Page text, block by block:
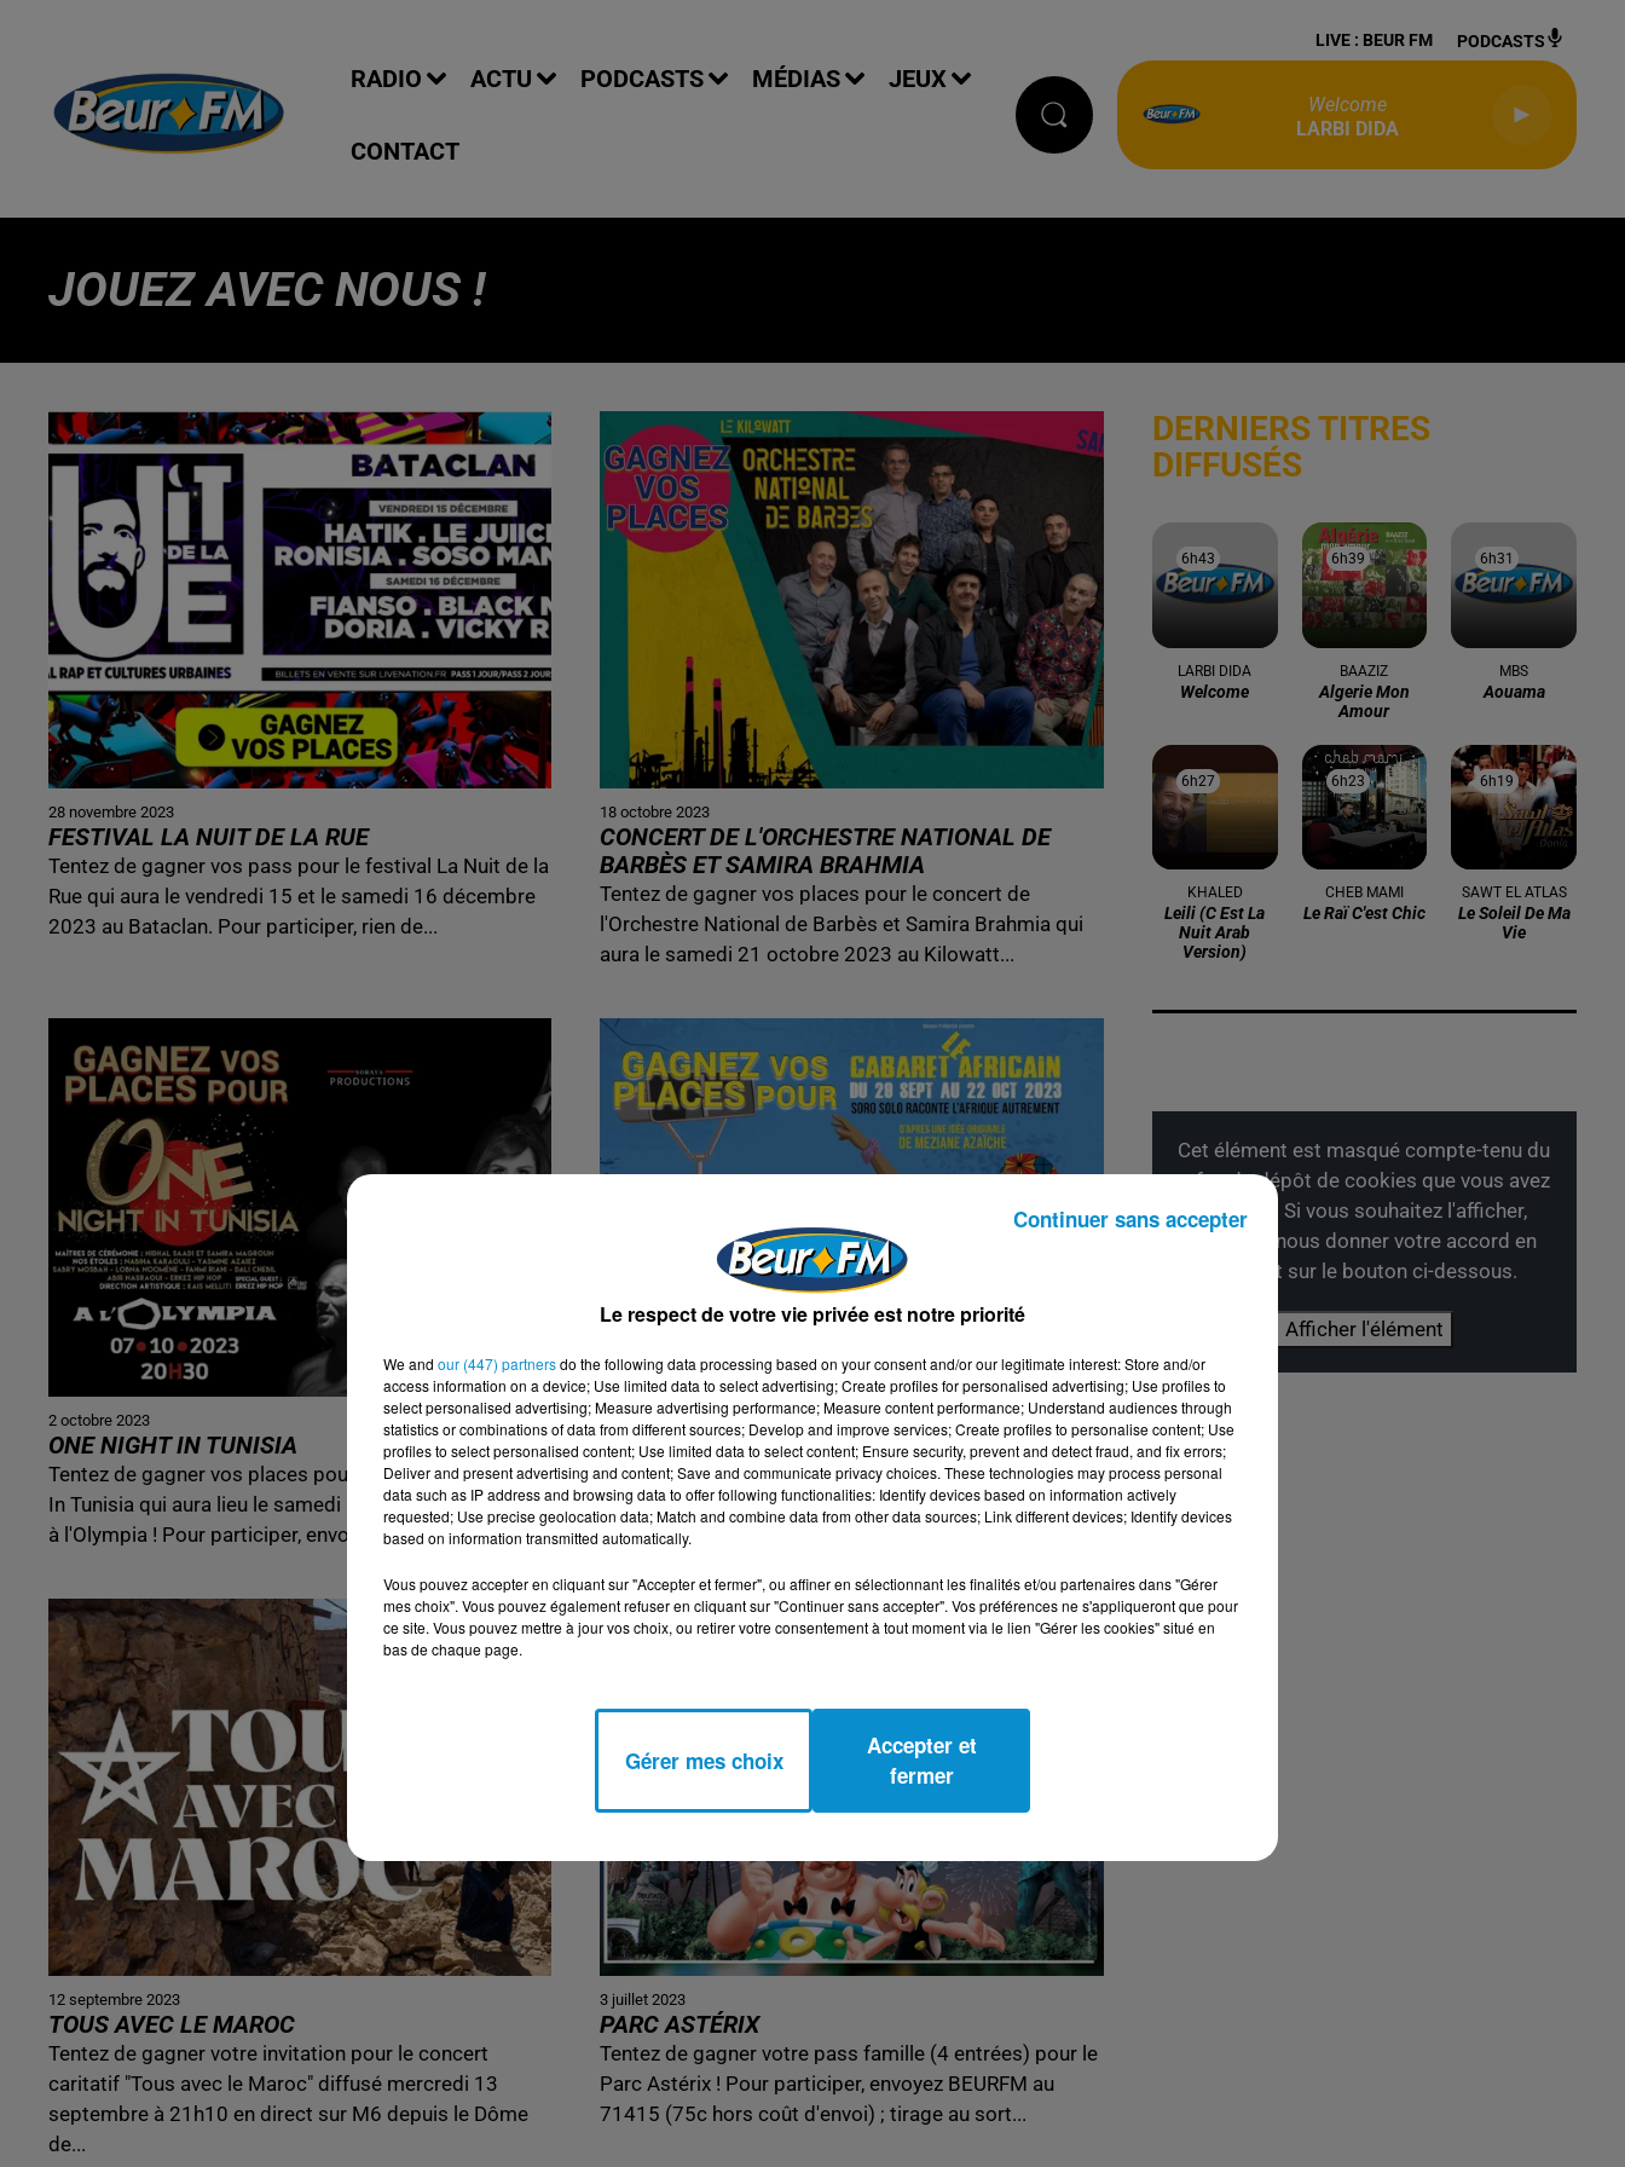
RADIO ACTU PODCASTS MÉDIAS JEUX
CONTACT
LIVE : BEUR FM PODCASTS
Welcome
LARBI DIDA
JOUEZ AVEC NOUS !
28 novembre 2023
FESTIVAL LA NUIT DE LA RUE
Tentez de gagner vos pass pour le festival La Nuit de la
Rue qui aura le vendredi 15 et le samedi 16 décembre
2023 au Bataclan. Pour participer, rien de...
18 octobre 2023
CONCERT DE L'ORCHESTRE NATIONAL DE
BARBÈS ET SAMIRA BRAHMIA
Tentez de gagner vos places pour le concert de
l'Orchestre National de Barbès et Samira Brahmia qui
aura le samedi 21 octobre 2023 au Kilowatt...
2 octobre 2023
ONE NIGHT IN TUNISIA
Tentez de gagner vos places pour le concert One Night
In Tunisia qui aura lieu le samedi 8 octobre 2023 à 20h
à l'Olympia ! Pour participer, envoyez BEURFM...
2 octobre 2023
LE CABARET AFRICAIN
Tentez de gagner vos places pour le spectacle musical
le Cabaret Africain (représentation du 5 ou du 6
octobre 2023 exclusivement) qui se tient du 28...
12 septembre 2023
TOUS AVEC LE MAROC
Tentez de gagner votre invitation pour le concert
caritatif "Tous avec le Maroc" diffusé mercredi 13
septembre à 21h10 en direct sur M6 depuis le Dôme
de...
3 juillet 2023
PARC ASTÉRIX
Tentez de gagner votre pass famille (4 entrées) pour le
Parc Astérix ! Pour participer, envoyez BEURFM au
71415 (75c hors coût d'envoi) ; tirage au sort...
DERNIERS TITRES
DIFFUSÉS
6h43
6h43
LARBI DIDA
Welcome
6h39
6h39
BAAZIZ
Algerie Mon
Amour
6h31
6h31
MBS
Aouama
6h27
6h27
KHALED
Leili (c Est La
Nuit Arab
Version)
6h23
6h23
CHEB MAMI
Le Raï C'est Chic
6h19
6h19
SAWT EL ATLAS
Le Soleil De Ma
Vie
Cet élément est masqué compte-tenu du
refus du dépôt de cookies que vous avez
exprimé. Si vous souhaitez l'afficher,
merci de nous donner votre accord en
cliquant sur le bouton ci-dessous.
Afficher l'élément
Le respect de votre vie privée est notre priorité
We and our (447) partnersdo the following data processing based on your consent and/or our legitimate interest: Store and/or
access information on a device; Use limited data to select advertising; Create profiles for personalised advertising; Use profiles to
select personalised advertising; Measure advertising performance; Measure content performance; Understand audiences through
statistics or combinations of data from different sources; Develop and improve services; Create profiles to personalise content; Use
profiles to select personalised content; Use limited data to select content; Ensure security, prevent and detect fraud, and fix errors;
Deliver and present advertising and content; Save and communicate privacy choices. These technologies may process personal
data such as IP address and browsing data to offer following functionalities: Identify devices based on information actively
requested; Use precise geolocation data; Match and combine data from other data sources; Link different devices; Identify devices
based on information transmitted automatically.
Vous pouvez accepter en cliquant sur "Accepter et fermer", ou affiner en sélectionnant les finalités et/ou partenaires dans "Gérer
mes choix". Vous pouvez également refuser en cliquant sur "Continuer sans accepter". Vos préférences ne s'appliqueront que pour
ce site. Vous pouvez mettre à jour vos choix, ou retirer votre consentement à tout moment via le lien "Gérer les cookies" situé en
bas de chaque page.
Gérer mes choix
Accepter et
fermer
Continuer sans accepter